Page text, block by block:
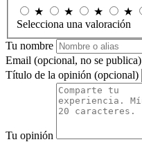
★
★ ★ ★
Selecciona una valoración
Tu nombre
Email (opcional, no se publica)
Título de la opinión (opcional)
Tu opinión